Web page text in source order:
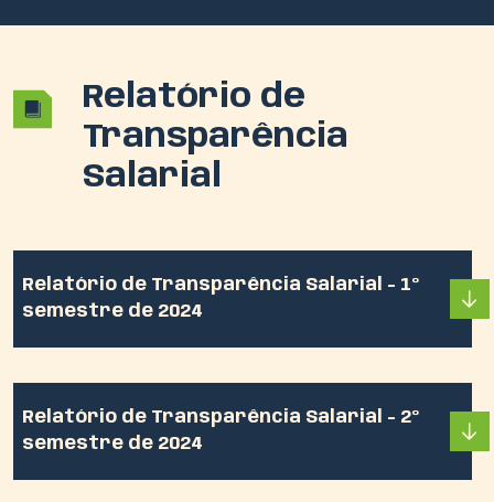
Relatório de
Transparência
Salarial
Relatório de Transparência Salarial - 1º
semestre de 2024
Relatório de Transparência Salarial - 2º
semestre de 2024